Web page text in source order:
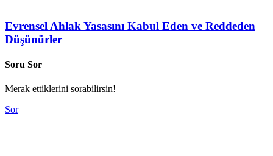
Evrensel Ahlak Yasasını Kabul Eden ve Reddeden
Düşünürler
Soru Sor
Merak ettiklerini sorabilirsin!
Sor